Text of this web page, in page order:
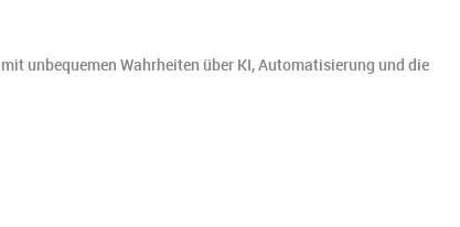
unbequemen Wahrheiten über KI, Automatisierung und die